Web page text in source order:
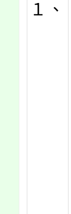
１、